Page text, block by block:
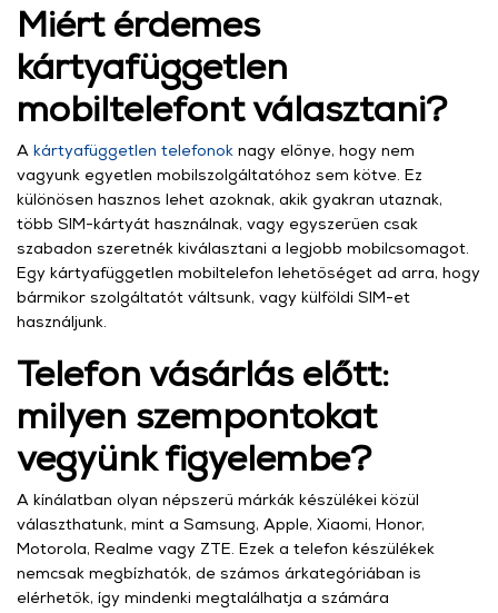
Miért érdemes
kártyafüggetlen
mobiltelefont választani?
A kártyafüggetlen telefonok nagy előnye, hogy nem
vagyunk egyetlen mobilszolgáltatóhoz sem kötve. Ez
különösen hasznos lehet azoknak, akik gyakran utaznak,
több SIM-kártyát használnak, vagy egyszerűen csak
szabadon szeretnék kiválasztani a legjobb mobilcsomagot.
Egy kártyafüggetlen mobiltelefon lehetőséget ad arra, hogy
bármikor szolgáltatót váltsunk, vagy külföldi SIM-et
használjunk.
Telefon vásárlás előtt:
milyen szempontokat
vegyünk figyelembe?
A kínálatban olyan népszerű márkák készülékei közül
választhatunk, mint a Samsung, Apple, Xiaomi, Honor,
Motorola, Realme vagy ZTE. Ezek a telefon készülékek
nemcsak megbízhatók, de számos árkategóriában is
elérhetők, így mindenki megtalálhatja a számára